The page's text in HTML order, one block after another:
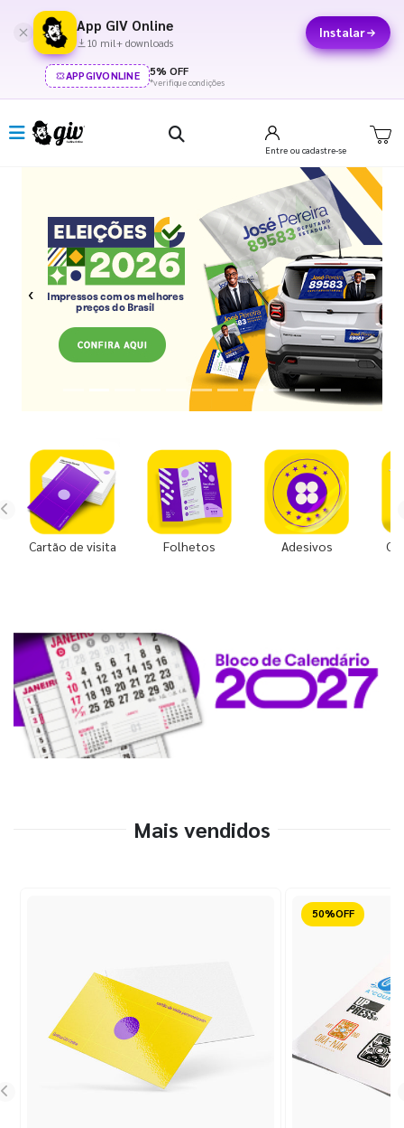
App GIV Online
10 mil+ downloads
Instalar
APPGIVONLINE 5% OFF
*verifique condições
Entre ou cadastre-se
Previous Next
Cartão de visita Folhetos Adesivos
Mais vendidos
Reduzido